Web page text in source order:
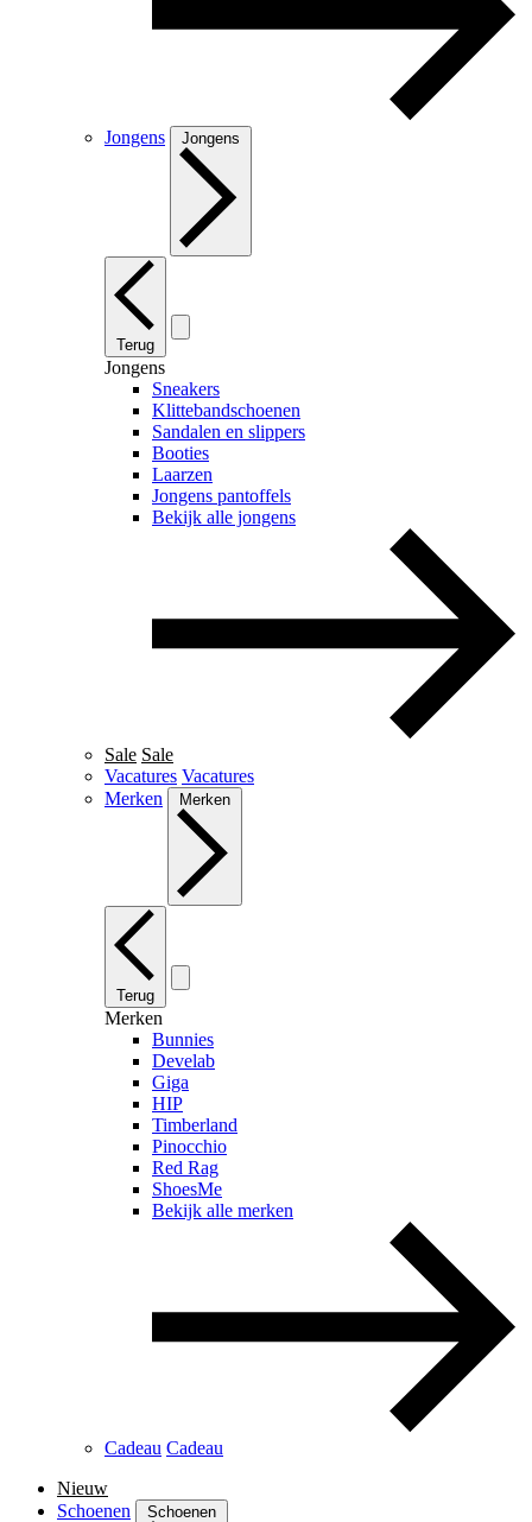
Jongens Jongens
Terug
Jongens
Sneakers
Klittebandschoenen
Sandalen en slippers
Booties
Laarzen
Jongens pantoffels
Bekijk alle jongens
Sale Sale
Vacatures Vacatures
Merken
Merken
Terug
Merken
Bunnies
Develab
Giga
HIP
Timberland
Pinocchio
Red Rag
ShoesMe
Bekijk alle merken
Cadeau Cadeau
Nieuw
Schoenen
Schoenen